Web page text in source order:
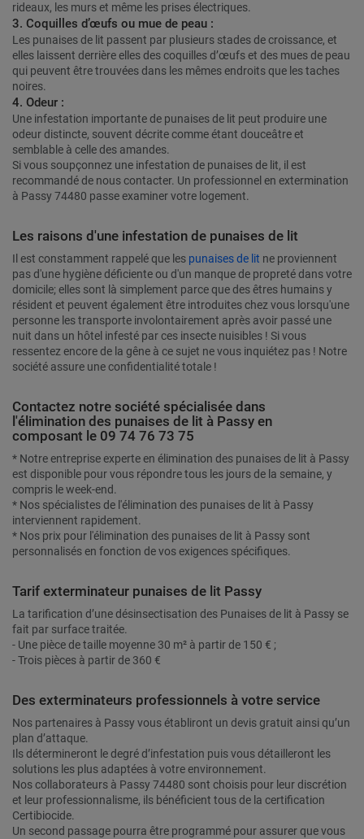
rideaux, les murs et même les prises électriques.
3. Coquilles d’œufs ou mue de peau :
Les punaises de lit passent par plusieurs stades de croissance, et
elles laissent derrière elles des coquilles d’œufs et des mues de peau
qui peuvent être trouvées dans les mêmes endroits que les taches
noires.
4. Odeur :
Une infestation importante de punaises de lit peut produire une
odeur distincte, souvent décrite comme étant douceâtre et
semblable à celle des amandes.
Si vous soupçonnez une infestation de punaises de lit, il est
recommandé de nous contacter. Un professionnel en extermination
à Passy 74480 passe examiner votre logement.
Les raisons d'une infestation de punaises de lit
Il est constamment rappelé que les punaises de lit ne proviennent
pas d'une hygiène déficiente ou d'un manque de propreté dans votre
domicile; elles sont là simplement parce que des êtres humains y
résident et peuvent également être introduites chez vous lorsqu'une
personne les transporte involontairement après avoir passé une
nuit dans un hôtel infesté par ces insecte nuisibles ! Si vous
ressentez encore de la gêne à ce sujet ne vous inquiétez pas ! Notre
société assure une confidentialité totale !
Contactez notre société spécialisée dans
l'élimination des punaises de lit à Passy en
composant le 09 74 76 73 75
* Notre entreprise experte en élimination des punaises de lit à Passy
est disponible pour vous répondre tous les jours de la semaine, y
compris le week-end.
* Nos spécialistes de l'élimination des punaises de lit à Passy
interviennent rapidement.
* Nos prix pour l'élimination des punaises de lit à Passy sont
personnalisés en fonction de vos exigences spécifiques.
Tarif exterminateur punaises de lit Passy
La tarification d’une désinsectisation des Punaises de lit à Passy se
fait par surface traitée.
- Une pièce de taille moyenne 30 m² à partir de 150 € ;
- Trois pièces à partir de 360 €
Des exterminateurs professionnels à votre service
Nos partenaires à Passy vous établiront un devis gratuit ainsi qu’un
plan d’attaque.
Ils détermineront le degré d’infestation puis vous détailleront les
solutions les plus adaptées à votre environnement.
Nos collaborateurs à Passy 74480 sont choisis pour leur discrétion
et leur professionnalisme, ils bénéficient tous de la certification
Certibiocide.
Un second passage pourra être programmé pour assurer que vous